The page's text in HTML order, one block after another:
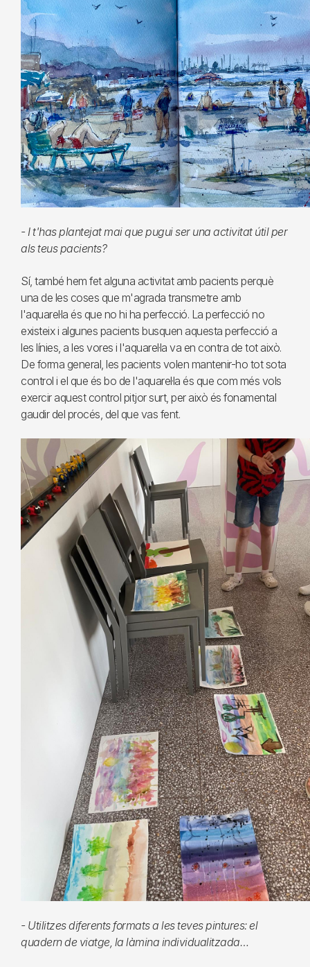
- I t'has plantejat mai que pugui ser una activitat útil per
als teus pacients?
Sí, també hem fet alguna activitat amb pacients perquè
una de les coses que m'agrada transmetre amb
l'aquarel·la és que no hi ha perfecció. La perfecció no
existeix i algunes pacients busquen aquesta perfecció a
les línies, a les vores i l'aquarel·la va en contra de tot això.
De forma general, les pacients volen mantenir-ho tot sota
control i el que és bo de l'aquarel·la és que com més vols
exercir aquest control pitjor surt, per això és fonamental
gaudir del procés, del que vas fent.
- Utilitzes diferents formats a les teves pintures: el
quadern de viatge, la làmina individualitzada…